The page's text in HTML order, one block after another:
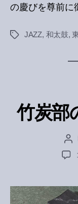
の慶びを尊前
TagsJAZZ, 和太鼓,
竹炭部